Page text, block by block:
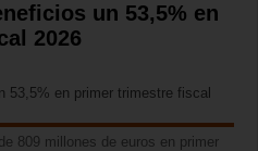
un 53,5% en
2026
809 millones de euros en primer